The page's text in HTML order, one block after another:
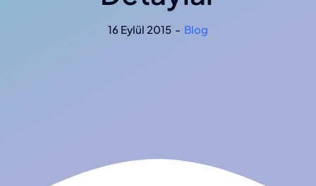
16 Eylül 2015 - Blog